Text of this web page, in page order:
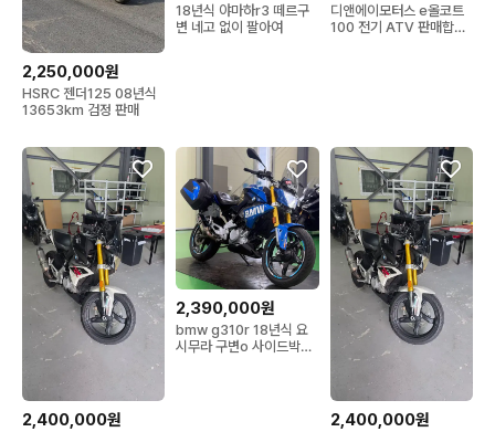
2,250,000원
HSRC 젠더125 08년식
13653km 검정 판매
18년식 야마하r3 떼르구
변 네고 없이 팔아여
디앤에이모터스 e올코트
100 전기 ATV 판매합니
2,400,000원
2,390,000원
bmw g310r 18년식 요
시무라 구변o 사이드박스
2,400,000원